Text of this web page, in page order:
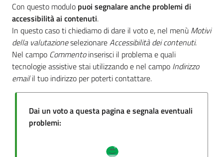
Con questo modulo puoi segnalare anche problemi di
accessibilità ai contenuti.
In questo caso ti chiediamo di dare il voto e, nel menù Motivi
della valutazioneselezionareAccessibilità dei contenuti.
Nel campo Commentoinserisci il problema e quali
tecnologie assistive stai utilizzando e nel campo Indirizzo
emailil tuo indirizzo per poterti contattare.
Dai un voto a questa pagina e segnala eventuali
problemi: